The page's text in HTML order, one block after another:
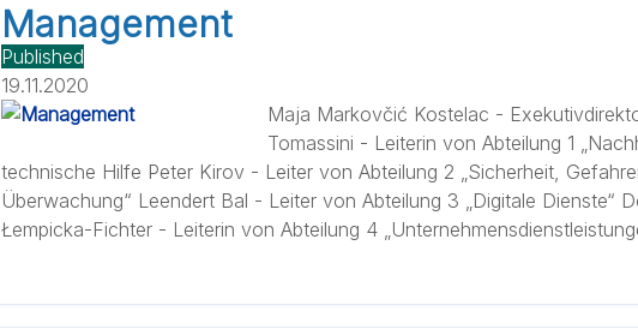
Management
Published
19.11.2020
Maja Markovčić Kostelac -
Tomassini - Leiterin von Abteilung 1
technische Hilfe Peter Kirov - Leiter von Abteilung 2 „Sicherheit,
Überwachung“ Leendert Bal - Leiter von Abteilung 3 „Digitale Dienste“
Łempicka-Fichter - Leiterin von Abteilung 4